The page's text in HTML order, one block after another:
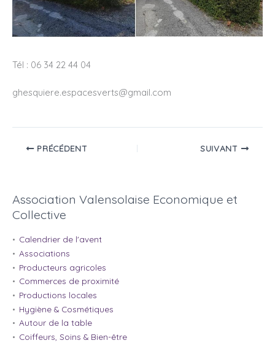
Tél : 06 34 22 44 04
ghesquiere.espacesverts@gmail.com
PRÉCÉDENT SUIVANT
Association Valensolaise Economique et
Collective
Calendrier de l'avent
Associations
Producteurs agricoles
Commerces de proximité
Productions locales
Hygiène & Cosmétiques
Autour de la table
Coiffeurs, Soins & Bien-être